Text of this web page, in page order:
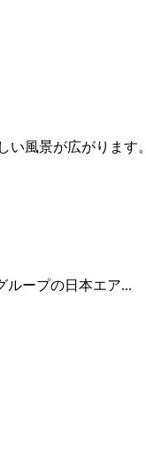
い風景が広がります
ループの日本エア...